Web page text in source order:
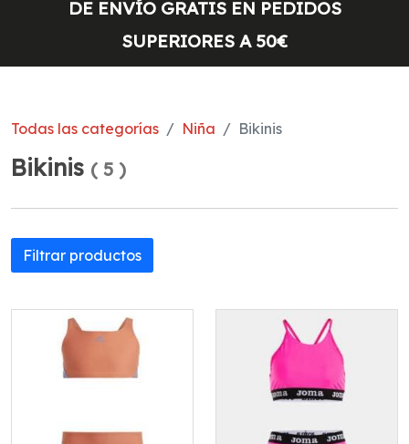
DE ENVÍO GRATIS EN PEDIDOS
SUPERIORES A 50€
Todas las categorías Niña Bikinis
Bikinis ( 5 )
Filtrar productos